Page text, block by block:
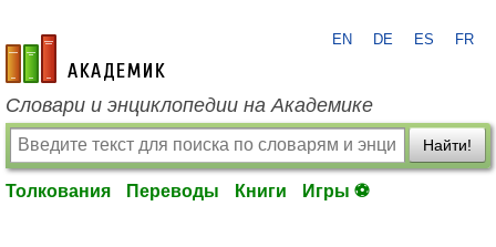
academic.ru
EN DE ES FR
Словари и энциклопедии на Академике
Найти!
Толкования Переводы Книги Игры ⚽